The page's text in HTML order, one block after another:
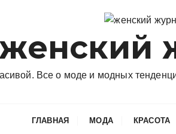
Все о моде и модных
ГЛАВНАЯ МОДА КРАСОТА